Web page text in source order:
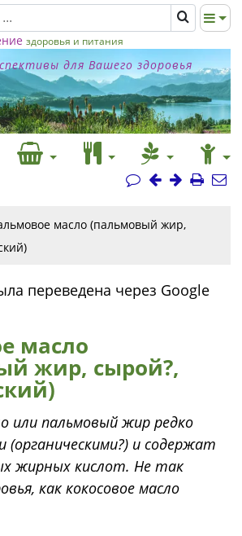
здоровья и питания
для Вашего здоровья
масло (пальмовый жир,
переведена через Google
масло
жир, сырой?,
или пальмовый жир редко
и содержат
жирных кислот. Не так
как кокосовое масло